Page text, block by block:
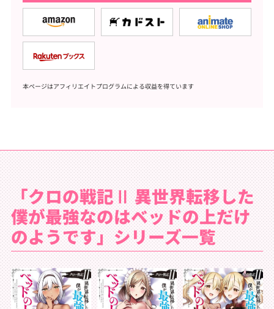
本ページはアフィリエイトプログラムによる収益を得ています
「クロの戦記Ⅱ 異世界転移した
僕が最強なのはベッドの上だけ
のようです」シリーズ一覧